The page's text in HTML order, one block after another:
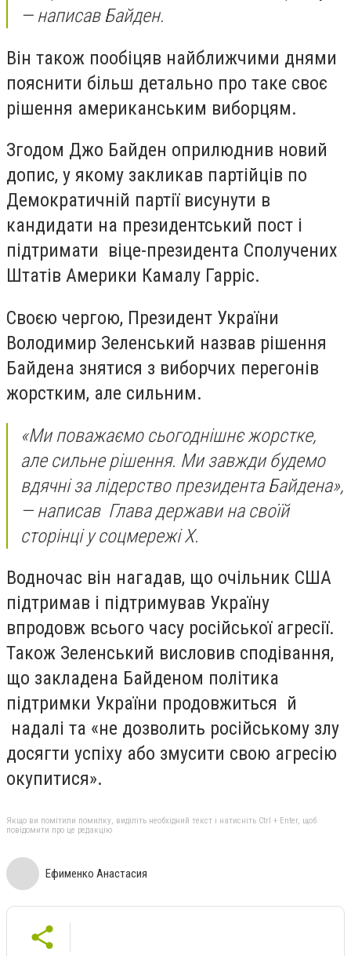
— написав Байден.
Він також пообіцяв найближчими днями
пояснити більш детально про таке своє
рішення американським виборцям.
Згодом Джо Байден оприлюднив новий
допис, у якому закликав партійців по
Демократичній партії висунути в
кандидати на президентський пост і
підтримати віце-президента Сполучених
Штатів Америки Камалу Гарріс.
Своєю чергою, Президент України
Володимир Зеленський назвав рішення
Байдена знятися з виборчих перегонів
жорстким, але сильним.
«Ми поважаємо сьогоднішнє жорстке,
але сильне рішення. Ми завжди будемо
вдячні за лідерство президента Байдена»,
— написав Глава держави на своїй
сторінці у соцмережі Х.
Водночас він нагадав, що очільник США
підтримав і підтримував Україну
впродовж всього часу російської агресії.
Також Зеленський висловив сподівання,
що закладена Байденом політика
підтримки України продовжиться й
надалі та «не дозволить російському злу
досягти успіху або змусити свою агресію
окупитися».
Якщо ви помітили помилку, виділіть необхідний текст і натисніть Ctrl + Enter, щоб
повідомити про це редакцію
Ефименко Анастасия